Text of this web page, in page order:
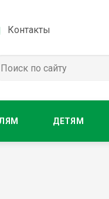
Контакты
ДЕТЯМ